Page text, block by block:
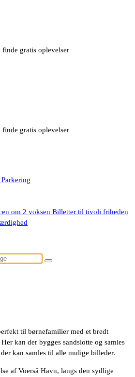
gratis oplevelser
gratis oplevelser
om 2 voksen Billetter til tivoli friheden
til børnefamilier med et bredt
kan der bygges sandslotte og samles
kan samles til alle mulige billeder.
af Voerså Havn, langs den sydlige